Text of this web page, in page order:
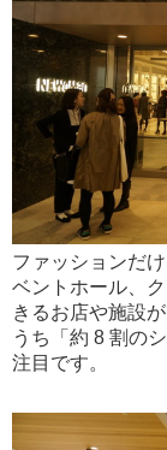
ファッションだ
ベントホール、
きるお店や施設
うち「約 8 割の
注目です。